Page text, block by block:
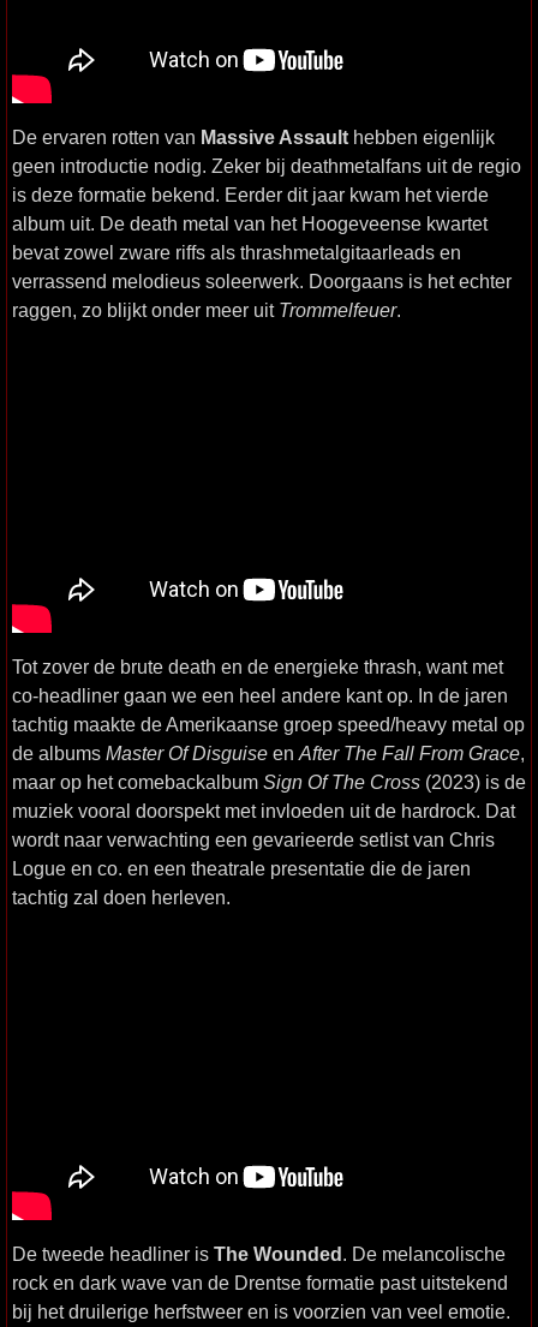
De ervaren rotten van Massive Assault hebben eigenlijk
geen introductie nodig. Zeker bij deathmetalfans uit de regio
is deze formatie bekend. Eerder dit jaar kwam het vierde
album uit. De death metal van het Hoogeveense kwartet
bevat zowel zware riffs als thrashmetalgitaarleads en
verrassend melodieus soleerwerk. Doorgaans is het echter
raggen, zo blijkt onder meer uit Trommelfeuer.
Tot zover de brute death en de energieke thrash, want met
co-headliner gaan we een heel andere kant op. In de jaren
tachtig maakte de Amerikaanse groep speed/heavy metal op
de albums Master Of Disguise en After The Fall From Grace,
maar op het comebackalbum Sign Of The Cross (2023) is de
muziek vooral doorspekt met invloeden uit de hardrock. Dat
wordt naar verwachting een gevarieerde setlist van Chris
Logue en co. en een theatrale presentatie die de jaren
tachtig zal doen herleven.
De tweede headliner is The Wounded . De melancolische
rock en dark wave van de Drentse formatie past uitstekend
bij het druilerige herfstweer en is voorzien van veel emotie.